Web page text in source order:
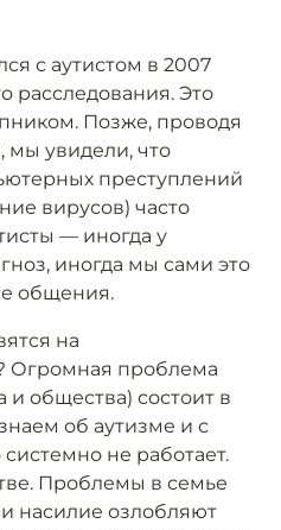
с аутистом в 2007
расследования. Это
Позже, проводя
мы увидели, что
преступлений
вирусов) часто
— иногда у
иногда мы сами это
общения.
на
Огромная проблема
и общества) состоит в
об аутизме и с
не работает.
Проблемы в семье
насилие озлобляют